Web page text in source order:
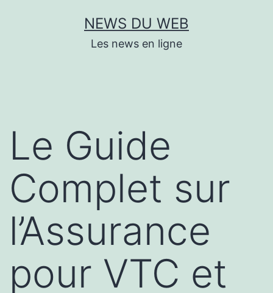
NEWS DU WEB
Les news en ligne
Le Guide
Complet sur
l’Assurance
pour VTC et